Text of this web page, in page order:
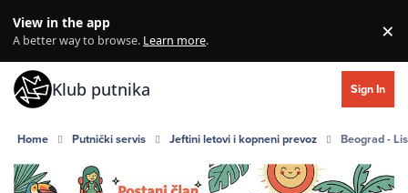
View in the app
A better way to browse. Learn more. ×
Klub putnika Sign In
Home Putnički servis Jeftini letovi i kopneni prevoz Beograd -